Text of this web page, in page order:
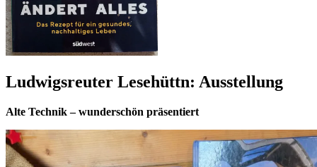
Ludwigsreuter Lesehüttn: Ausstellung
Alte Technik – wunderschön präsentiert